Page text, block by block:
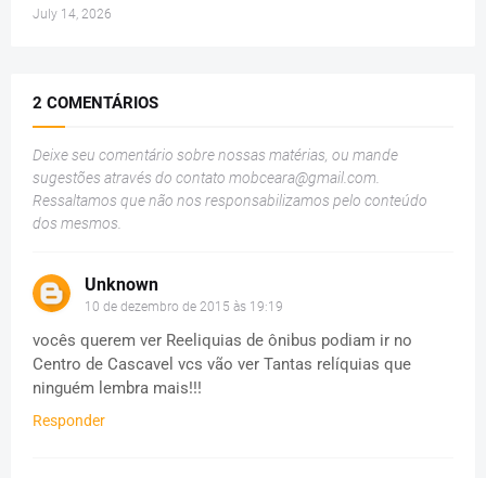
July 14, 2026
2 COMENTÁRIOS
Deixe seu comentário sobre nossas matérias, ou mande
sugestões através do contato mobceara@gmail.com
Ressaltamos que não nos responsabilizamos pelo conteúdo
dos mesmos.
Unknown
10 de dezembro de 2015 às 19:19
vocês querem ver Reeliquias de ônibus podiam ir no
Centro de Cascavel vcs vão ver Tantas relíquias que
ninguém lembra mais!!!
Responder